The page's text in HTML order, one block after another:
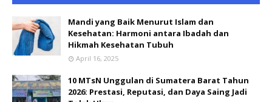
Mandi yang Baik Menurut Islam dan
Kesehatan: Harmoni antara Ibadah dan
Hikmah Kesehatan Tubuh
April 16, 2025
10 MTsN Unggulan di Sumatera Barat Tahun
2026: Prestasi, Reputasi, dan Daya Saing Jadi